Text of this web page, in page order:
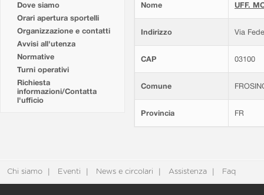
Dove siamo
Orari apertura sportelli
Organizzazione e contatti
Avvisi all'utenza
Normative
Turni operativi
Richiesta
informazioni/Contatta
l'ufficio
Nome UFF.
Indirizzo Via
CAP 03100
Comune
Provincia FR
Chi siamo Eventi News e circolari Assistenza Faq